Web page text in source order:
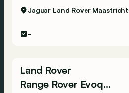
Jaguar Land Rover Maastricht
-
Land Rover
Range Rover Evoque